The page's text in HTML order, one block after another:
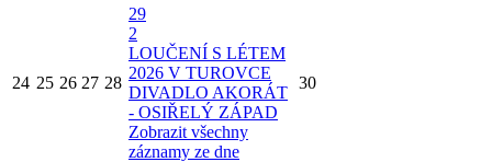
24 25 26 27 28
29
2
LOUČENÍ S LÉTEM
2026 V TUROVCE
DIVADLO AKORÁT
- OSIŘELÝ ZÁPAD
Zobrazit všechny
záznamy ze dne
30